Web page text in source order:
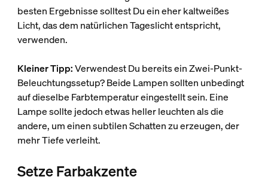
besten Ergebnisse solltest Du ein eher kaltweißes
Licht, das dem natürlichen Tageslicht entspricht,
verwenden.
Kleiner Tipp:Verwendest Du bereits ein Zwei-Punkt-
Beleuchtungssetup? Beide Lampen sollten unbedingt
auf dieselbe Farbtemperatur eingestellt sein. Eine
Lampe sollte jedoch etwas heller leuchten als die
andere, um einen subtilen Schatten zu erzeugen, der
mehr Tiefe verleiht.
Setze Farbakzente